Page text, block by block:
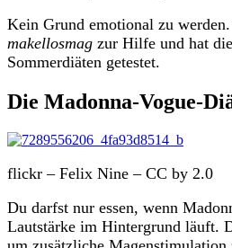
Kein Grund emotional zu
makellosmag zur Hilfe und hat
Sommerdiäten getestet.
Die Madonna-Vogue-
flickr – Felix Nine – CC by 2.0
Du darfst nur essen, wenn
Lautstärke im Hintergrund läuft.